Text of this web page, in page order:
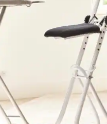
bügeln
Sitzhöhe